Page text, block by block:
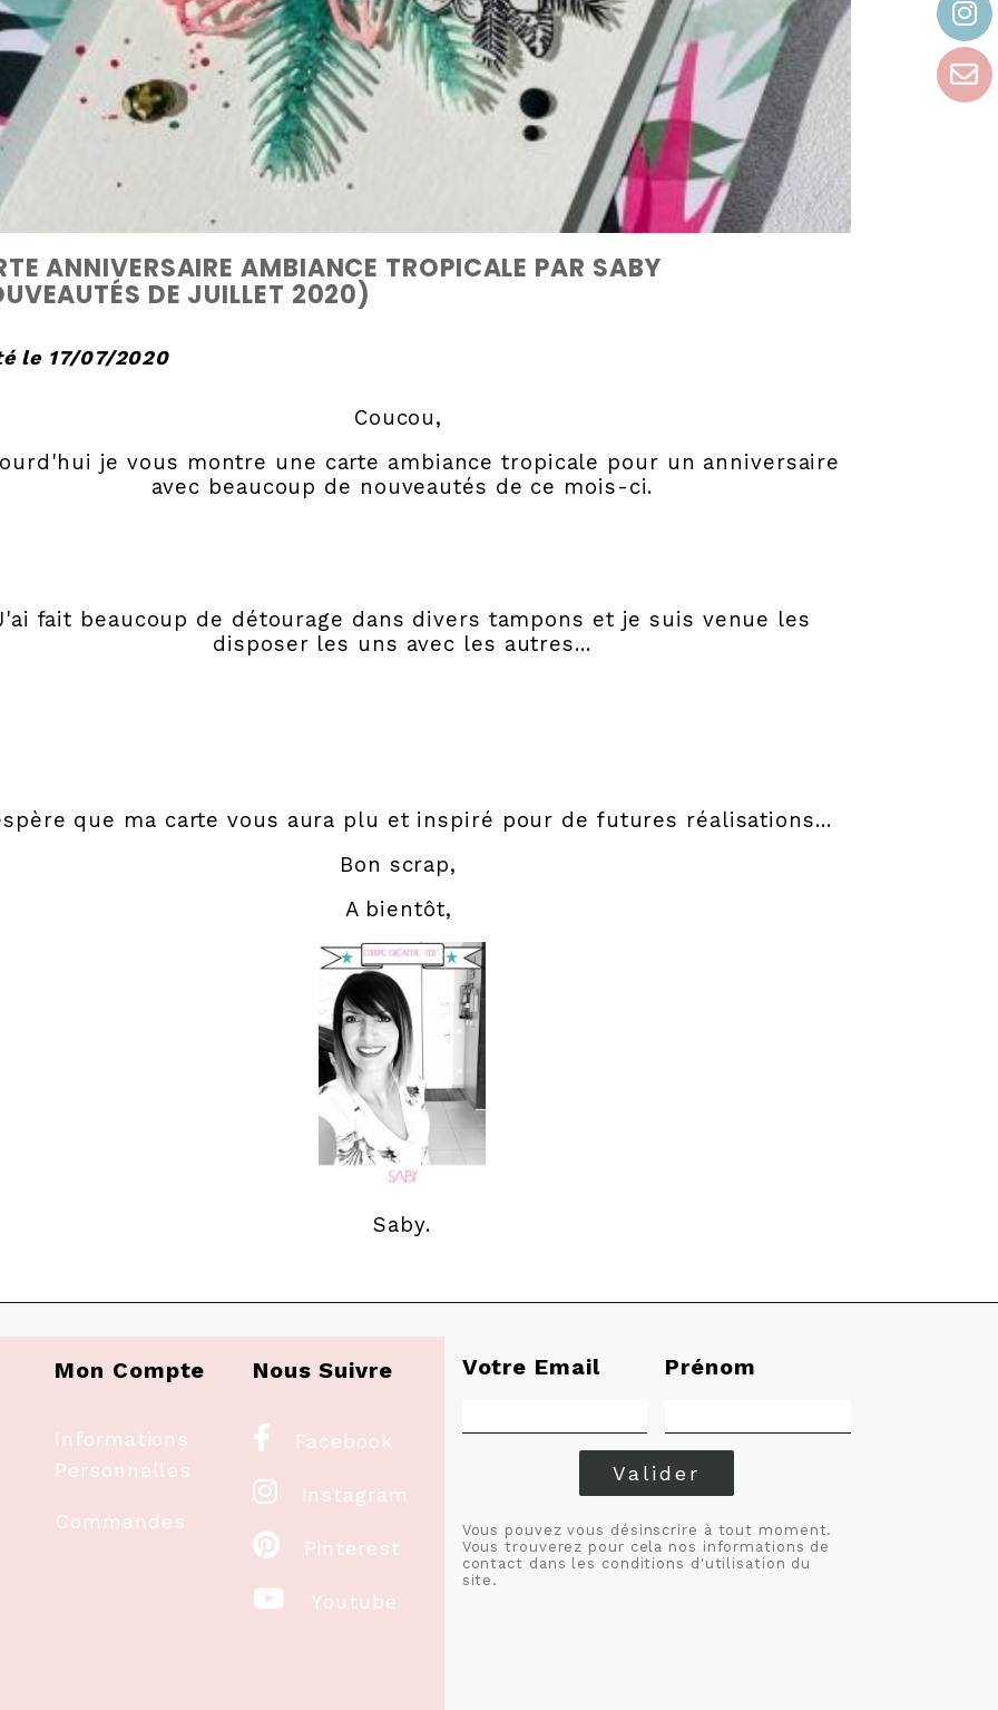
ANNIVERSAIRE AMBIANCE TROPICALE PAR SABY
DE JUILLET 2020)
le 17/07/2020
Coucou,
je vous montre une carte ambiance tropicale pour un anniversaire
avec beaucoup de nouveautés de ce mois-ci.
fait beaucoup de détourage dans divers tampons et je suis venue les
disposer les uns avec les autres...
que ma carte vous aura plu et inspiré pour de futures réalisations...
Bon scrap,
A bientôt,
Saby.
Mon Compte
Informations
Personnelles
Commandes
Nous Suivre
 Facebook
 Instagram
 Pinterest
 Youtube
Votre Email Prénom
Valider
Vous pouvez vous désinscrire à tout moment.
Vous trouverez pour cela nos informations de
contact dans les conditions d'utilisation du
site.